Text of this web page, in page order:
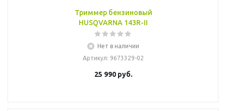
Триммер бензиновый
HUSQVARNA 143R-II
Нет в наличии
Артикул: 9673329-02
25 990руб.